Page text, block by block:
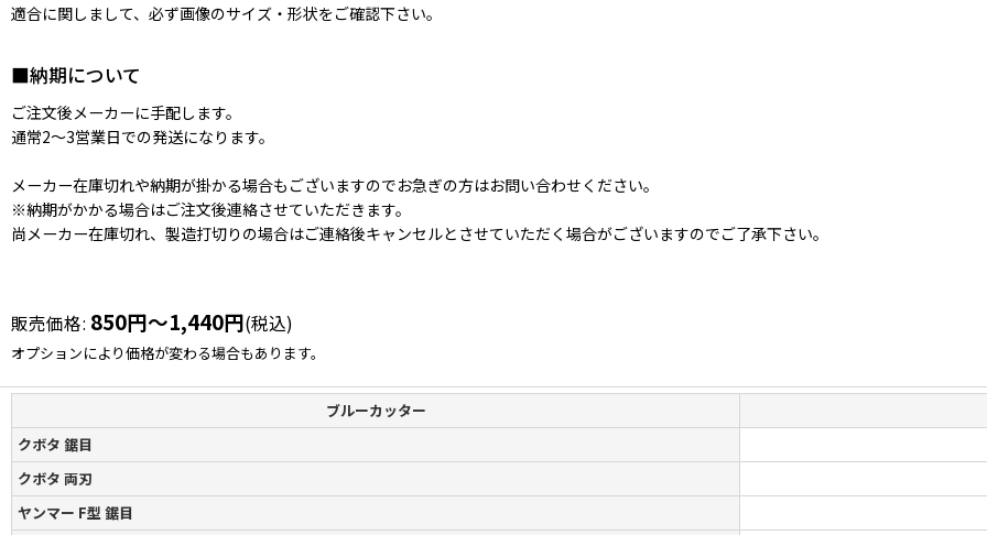
適合に関しまして、必ず画像のサイズ・形状をご確認下さい。
■納期について
ご注文後メーカーに手配します。
通常2〜3営業日での発送になります。
メーカー在庫切れや納期が掛かる場合もございますのでお急ぎの方はお問い合わせください。
※納期がかかる場合はご注文後連絡させていただきます。
尚メーカー在庫切れ、製造打切りの場合はご連絡後キャンセルとさせていただく場合がございますのでご了承下さい。
販売価格: 850円～1,440円(税込)
オプションにより価格が変わる場合もあります。
ブルーカッター
クボタ 鋸目
クボタ 両刃
ヤンマー F型 鋸目